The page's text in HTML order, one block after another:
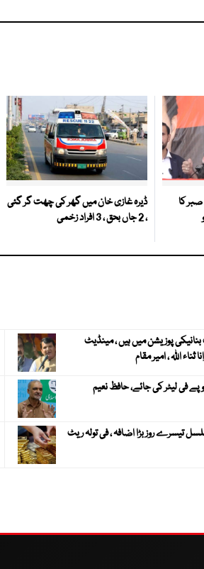
کا
ڈیرہ غازی خان میں گھر کی چھت گر گئی
، 2 جاں بحق ، 3 افراد زخمی
پوزیشن میں ہیں ، مینڈیٹ
اللہ ، امیر مقام
کی قیمت 228 روپے فی لیٹر کی جائے، حافظ نعیم
تیسرے روز بڑا اضافہ ، فی تولہ ریٹ